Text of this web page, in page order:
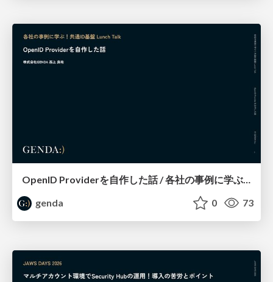
OpenID Providerを自作した話 / 各社の事例に学ぶ！共通ID基盤 Lunch Talk
genda
0 73